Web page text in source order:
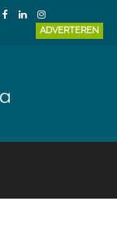
ADVERTEREN